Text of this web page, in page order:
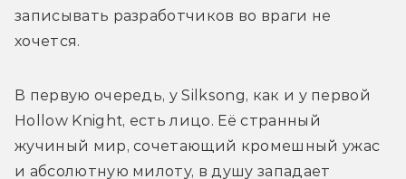
записывать разработчиков во враги не
хочется.
В первую очередь, у Silksong, как и у первой
Hollow Knight, есть лицо. Её странный
жучиный мир, сочетающий кромешный ужас
и абсолютную милоту, в душу западает